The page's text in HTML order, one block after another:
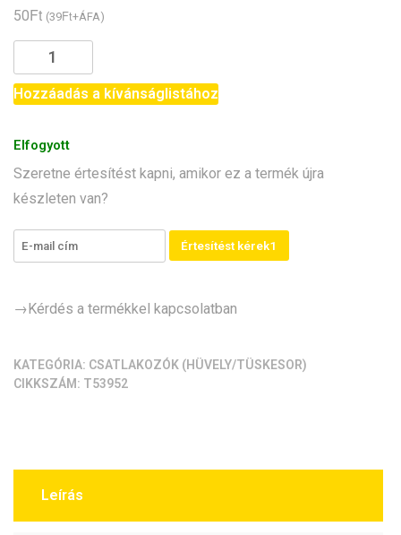
50Ft (39Ft+ÁFA)
hüvelysor
(2.54mm)
Hozzáadás a kívánságlistához
Elfogyott
Szeretne értesítést kapni, amikor ez a termék újra
készleten van?
Értesítést kérek1
→Kérdés a termékkel kapcsolatban
KATEGÓRIA: CSATLAKOZÓK (HÜVELY/TÜSKESOR)
CIKKSZÁM: T53952
Leírás